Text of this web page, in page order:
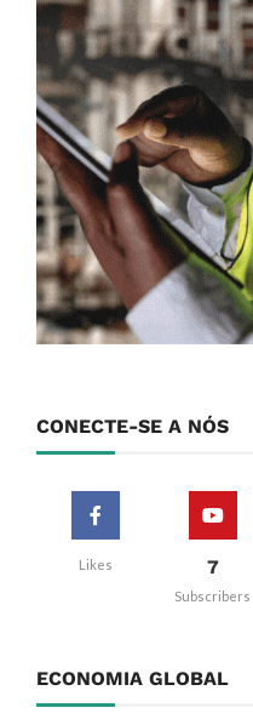
CONECTE-SE A NÓS
Likes 7
Subscribers
ECONOMIA GLOBAL